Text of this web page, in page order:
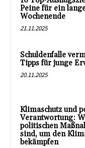
Peine für ein
Wochenende
21.11.2025
Schuldenfalle
Tipps für junge
20.11.2025
Klimaschutz und
Verantwortung:
politischen
sind, um den
bekämpfen